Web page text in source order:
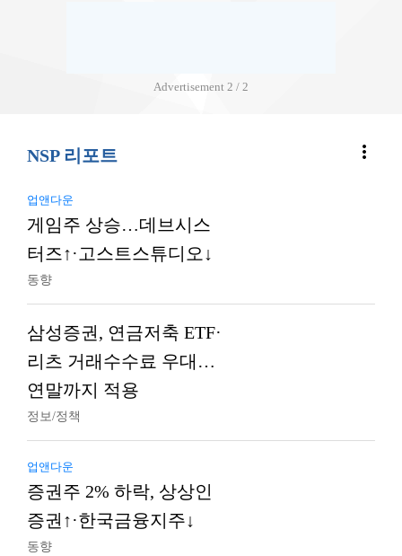
Advertisement 2 / 2
NSP 리포트 more_vert
업앤다운
게임주 상승…데브시스
터즈↑·고스트스튜디오↓
동향
삼성증권, 연금저축 ETF·
리츠 거래수수료 우대…
연말까지 적용
정보/정책
업앤다운
증권주 2% 하락, 상상인
증권↑·한국금융지주↓
동향